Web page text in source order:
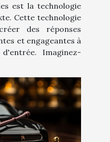
est la technologie
Cette technologie
des réponses
et engageantes à
Imaginez-